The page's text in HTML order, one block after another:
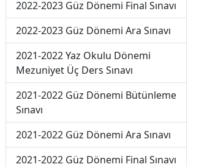
2022-2023 Güz Dönemi Final Sınavı
2022-2023 Güz Dönemi Ara Sınavı
2021-2022 Yaz Okulu Dönemi
Mezuniyet Üç Ders Sınavı
2021-2022 Güz Dönemi Bütünleme
Sınavı
2021-2022 Güz Dönemi Ara Sınavı
2021-2022 Güz Dönemi Final Sınavı